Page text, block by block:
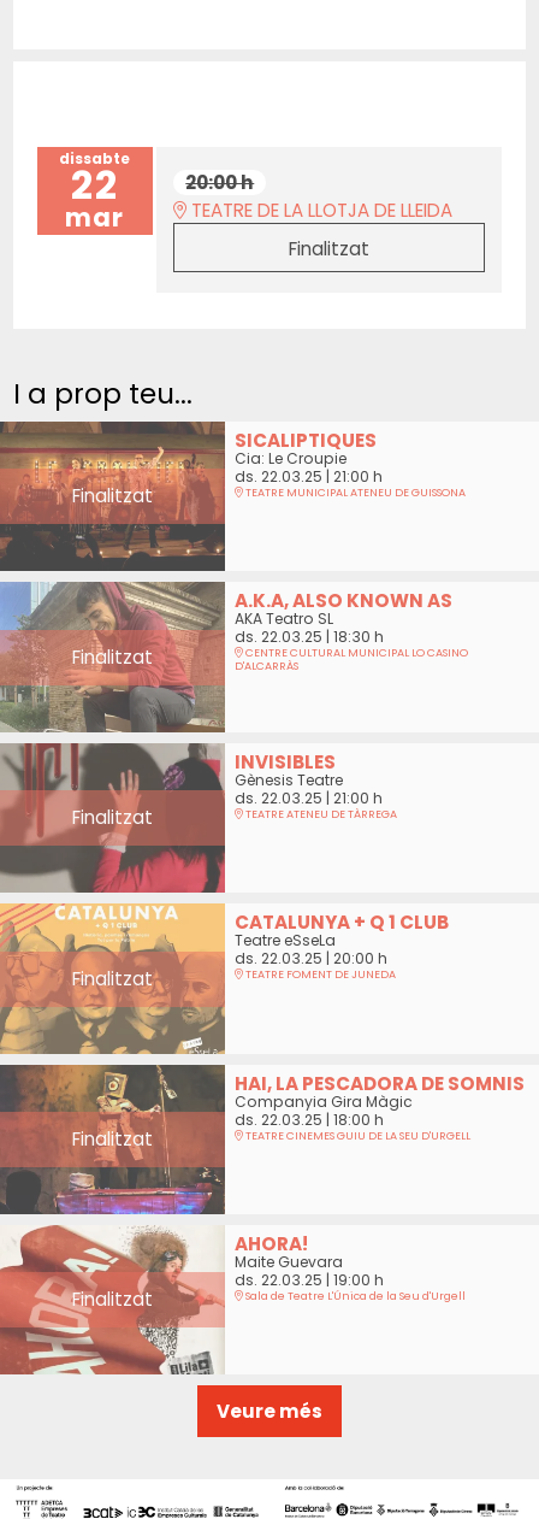
dissabte
22
mar
20:00 h
TEATRE DE LA LLOTJA DE LLEIDA
Finalitzat
I a prop teu...
Finalitzat
SICALIPTIQUES
Cia: Le Croupie
ds. 22.03.25 | 21:00 h
TEATRE MUNICIPAL ATENEU DE GUISSONA
Finalitzat
A.K.A, ALSO KNOWN AS
AKA Teatro SL
ds. 22.03.25 | 18:30 h
CENTRE CULTURAL MUNICIPAL LO CASINO
D'ALCARRÀS
Finalitzat
INVISIBLES
Gènesis Teatre
ds. 22.03.25 | 21:00 h
TEATRE ATENEU DE TÀRREGA
Finalitzat
CATALUNYA + Q 1 CLUB
Teatre eSseLa
ds. 22.03.25 | 20:00 h
TEATRE FOMENT DE JUNEDA
Finalitzat
HAI, LA PESCADORA DE SOMNIS
Companyia Gira Màgic
ds. 22.03.25 | 18:00 h
TEATRE CINEMES GUIU DE LA SEU D'URGELL
Finalitzat
AHORA!
Maite Guevara
ds. 22.03.25 | 19:00 h
Sala de Teatre L'Única de la Seu d'Urgell
Veure més